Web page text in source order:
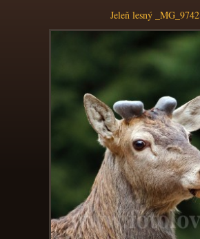
Jeleň lesný _MG_9742